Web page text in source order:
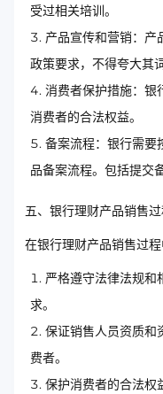
受过相关培训。
产品宣传和营销：产
政策要求，不得夸大其
消费者保护措施：银
消费者的合法权益。
备案流程：银行需要
品备案流程。包括提交
五、银行理财产品销售
在银行理财产品销售过
严格遵守法律法规和
求。
保证销售人员资质和
费者。
保护消费者的合法权